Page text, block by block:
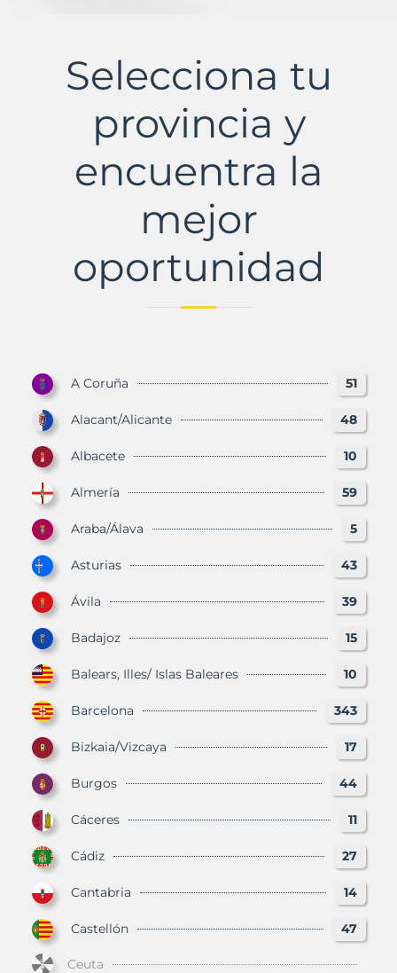
Municipio
Murbalands
Selecciona tu
provincia y
encuentra la
mejor
oportunidad
A Coruña 51
Alacant/Alicante 48
Albacete 10
Almería 59
Araba/Álava 5
Asturias 43
Ávila 39
Badajoz 15
Balears, Illes/ Islas Baleares 10
Barcelona 343
Bizkaia/Vizcaya 17
Burgos 44
Cáceres 11
Cádiz 27
Cantabria 14
Castellón 47
Ceuta